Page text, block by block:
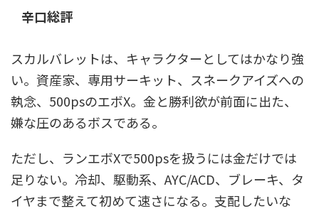
辛口総評
スカルバレットは、キャラクターとしてはかなり強
い。資産家、専用サーキット、スネークアイズへの
執念、500psのエボX。金と勝利欲が前面に出た、
嫌な圧のあるボスである。
ただし、ランエボXで500psを扱うには金だけでは
足りない。冷却、駆動系、AYC/ACD、ブレーキ、タ
イヤまで整えて初めて速さになる。支配したいな